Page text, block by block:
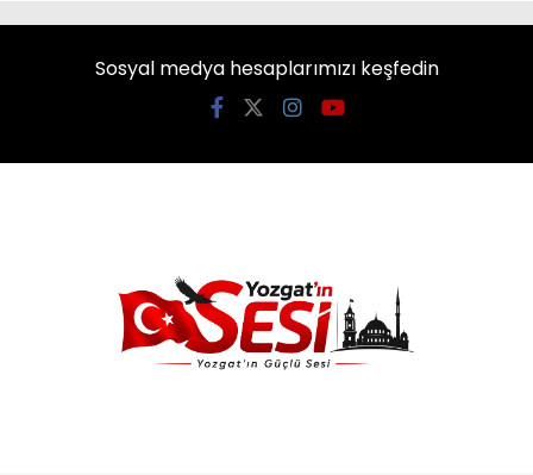
Sosyal medya hesaplarımızı keşfedin